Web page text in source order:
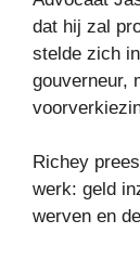
dat hij zal
stelde zich
gouverneur,
Richey
werk: geld
werven en